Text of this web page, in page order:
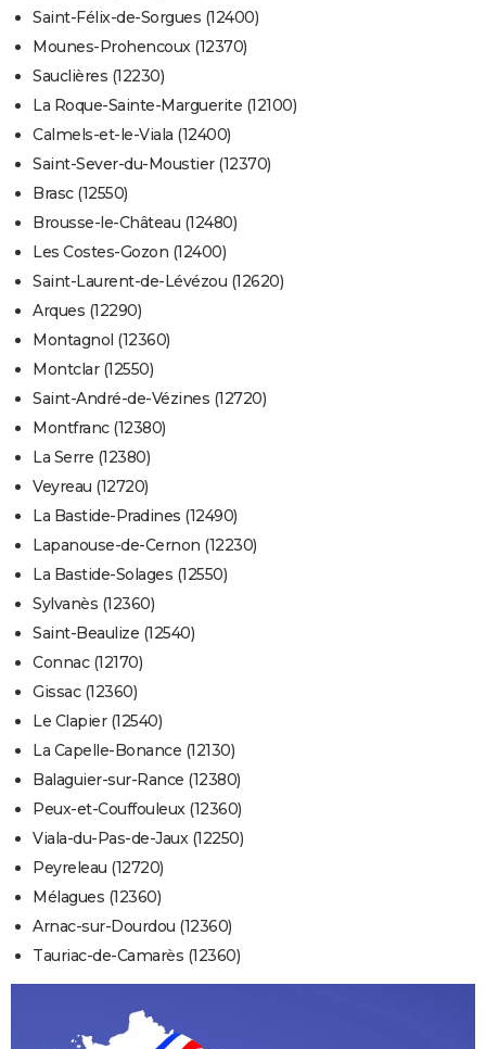
Saint-Félix-de-Sorgues (12400)
Mounes-Prohencoux (12370)
Sauclières (12230)
La Roque-Sainte-Marguerite (12100)
Calmels-et-le-Viala (12400)
Saint-Sever-du-Moustier (12370)
Brasc (12550)
Brousse-le-Château (12480)
Les Costes-Gozon (12400)
Saint-Laurent-de-Lévézou (12620)
Arques (12290)
Montagnol (12360)
Montclar (12550)
Saint-André-de-Vézines (12720)
Montfranc (12380)
La Serre (12380)
Veyreau (12720)
La Bastide-Pradines (12490)
Lapanouse-de-Cernon (12230)
La Bastide-Solages (12550)
Sylvanès (12360)
Saint-Beaulize (12540)
Connac (12170)
Gissac (12360)
Le Clapier (12540)
La Capelle-Bonance (12130)
Balaguier-sur-Rance (12380)
Peux-et-Couffouleux (12360)
Viala-du-Pas-de-Jaux (12250)
Peyreleau (12720)
Mélagues (12360)
Arnac-sur-Dourdou (12360)
Tauriac-de-Camarès (12360)